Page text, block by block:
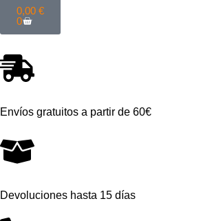
0,00 €
0
Envíos gratuitos a partir de 60€
Devoluciones hasta 15 días